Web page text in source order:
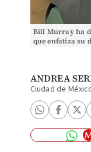
Bill Murray ha
que enfatiza su
ANDREA
Ciudad de